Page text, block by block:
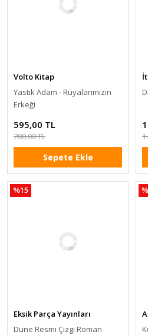
Volto Kitap
Yastık Adam - Rüyalarımızın
Erkeği
595,00 TL
700,00 TL
Sepete Ekle
%15
Eksik Parça Yayınları
Dune Resmi Çizgi Roman